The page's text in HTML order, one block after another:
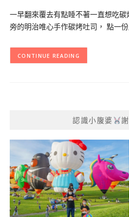
一早翻來覆去有點睡不著一直想吃
旁的明治唯心手作碳烤吐司， 點一
CONTINUE READING
認識小腹婆